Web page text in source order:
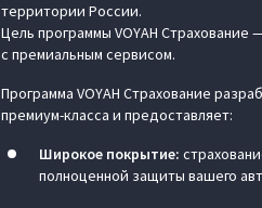
территории России.
Цель программы VOYAH
с премиальным сервисом.
Программа VOYAH Страхование
премиум-класса и предоставляет:
Широкое покрытие:
полноценной защиты вашего